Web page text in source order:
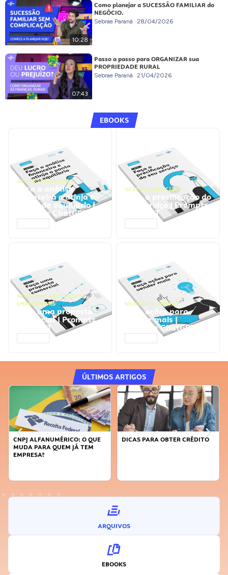
10:28
Como planejar a SUCESSÃO FAMILIAR do
NEGÓCIO.
Sebrae Paraná 28/04/2026
07:43
Passo a passo para ORGANIZAR sua
PROPRIEDADE RURAL
Sebrae Paraná 21/04/2026
EBOOKS
GESTÃO FINANCEIRA
Faça a análise
financeira e atinja o
ponto de equilíbrio |
Prompts ChatGPT
GESTÃO FINANCEIRA
Faça a precificação do
seu serviço | Prompts
ChatGPT
NEGÓCIOS, PROCESSOS
EMPRESARIAIS
Faça uma proposta
comercial | Prompts
ChatGPT
NEGÓCIOS, VENDAS
Faça ações para
vender mais |
Prompts ChatGPT
ÚLTIMOS ARTIGOS
CNPJ ALFANUMÉRICO: O QUE
MUDA PARA QUEM JÁ TEM
EMPRESA?
DICAS PARA OBTER CRÉDITO
ARQUIVOS
EBOOKS